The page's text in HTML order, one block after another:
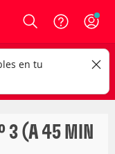
Login
centro de
CAMBIAR
3 (A 45 MIN
en tu